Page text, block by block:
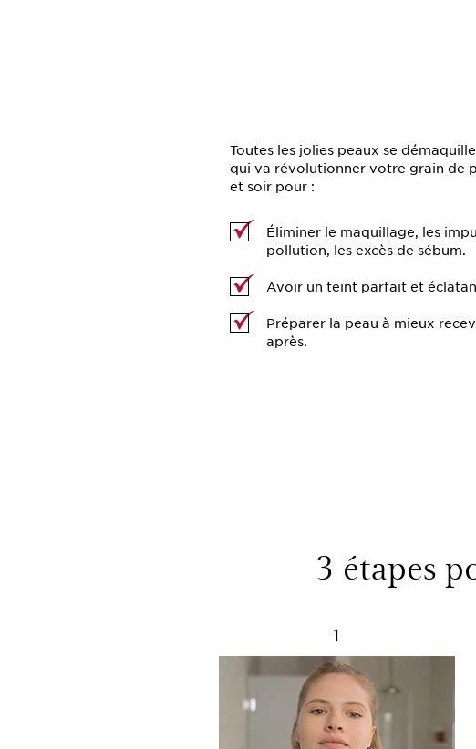
Toutes les jolies peaux se
qui va révolutionner votre grain de
et soir pour :
Éliminer le maquillage, les
pollution, les excès de sébum.
Avoir un teint parfait et
Préparer la peau à mieux
après.
3 étapes
1